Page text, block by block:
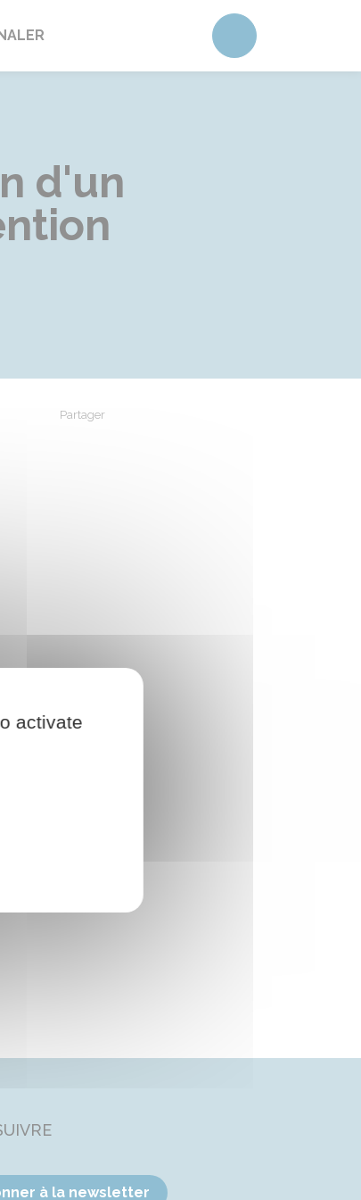
Accéder au
d'un
Partager
à la newsletter
activate